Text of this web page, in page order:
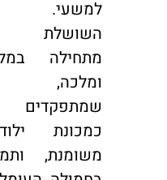
למשעי.
השושלת
מתחילה במלך
ומלכה,
שמתפקדים
כמכונת ילודה
משומנת, ותמה